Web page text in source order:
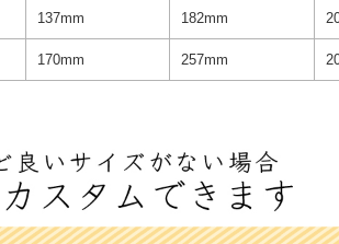
137mm 182mm
170mm 257mm